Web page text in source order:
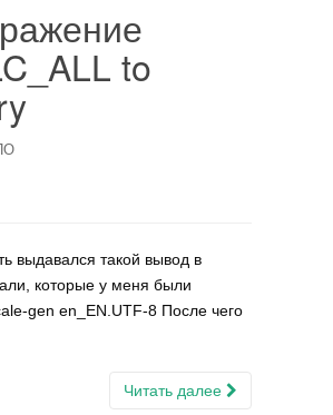
to
выдавался такой вывод в
которые у меня были
gen en_EN.UTF-8 После чего
Читать далее